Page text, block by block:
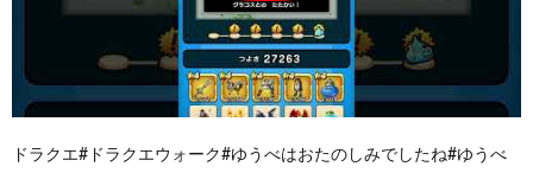
ドラクエ#ドラクエウォーク#ゆうべはおたのしみでしたね#ゆうべ